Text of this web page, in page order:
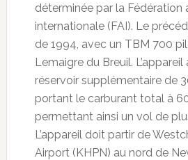
déterminée par la Fédération
internationale (FAI). Le
de 1994, avec un TBM 700
Lemaigre du Breuil. L’appareil
réservoir supplémentaire de
portant le carburant total à
permettant ainsi un vol de
L’appareil doit partir de
Airport (KHPN) au nord de